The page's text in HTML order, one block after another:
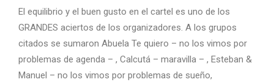
El equilibrio y el buen gusto en el cartel es uno de los
GRANDES aciertos de los organizadores. A los grupos
citados se sumaron Abuela Te quiero – no los vimos por
problemas de agenda – , Calcutá – maravilla – , Esteban &
Manuel – no los vimos por problemas de sueño,